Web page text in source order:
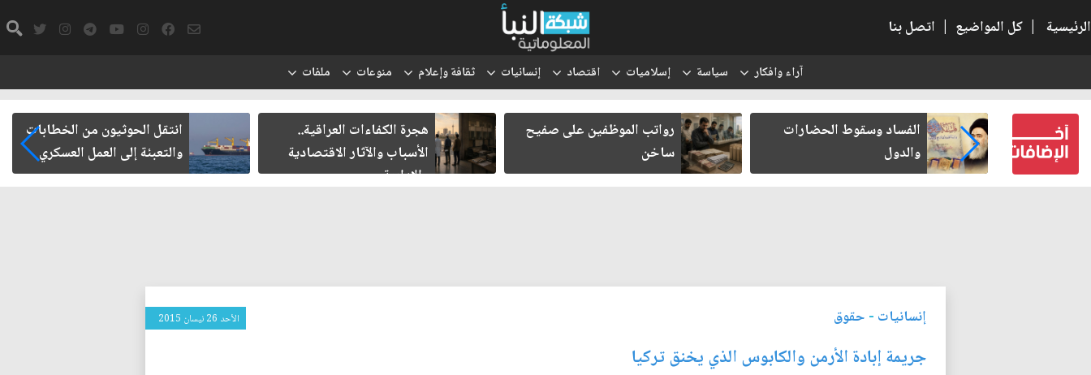
الرئيسية | كل المواضيع | اتصل بنا
آراء وافكار سياسة إسلاميات اقتصاد إنسانيات ثقافة وإعلام منوعات ملفات
كتب لنفسه
الفساد وسقوط الحضارات
والدول
رواتب الموظفين على صفيح
ساخن
هجرة الكفاءات العراقية..
الأسباب والآثار الاقتصادية
والإدارية
انتقل الحوثيون من الخطابات
والتعبئة إلى العمل العسكري
إنسانيات - حقوق الأحد 26 نيسان 2015
جريمة إبادة الأرمن والكابوس الذي يخنق تركيا